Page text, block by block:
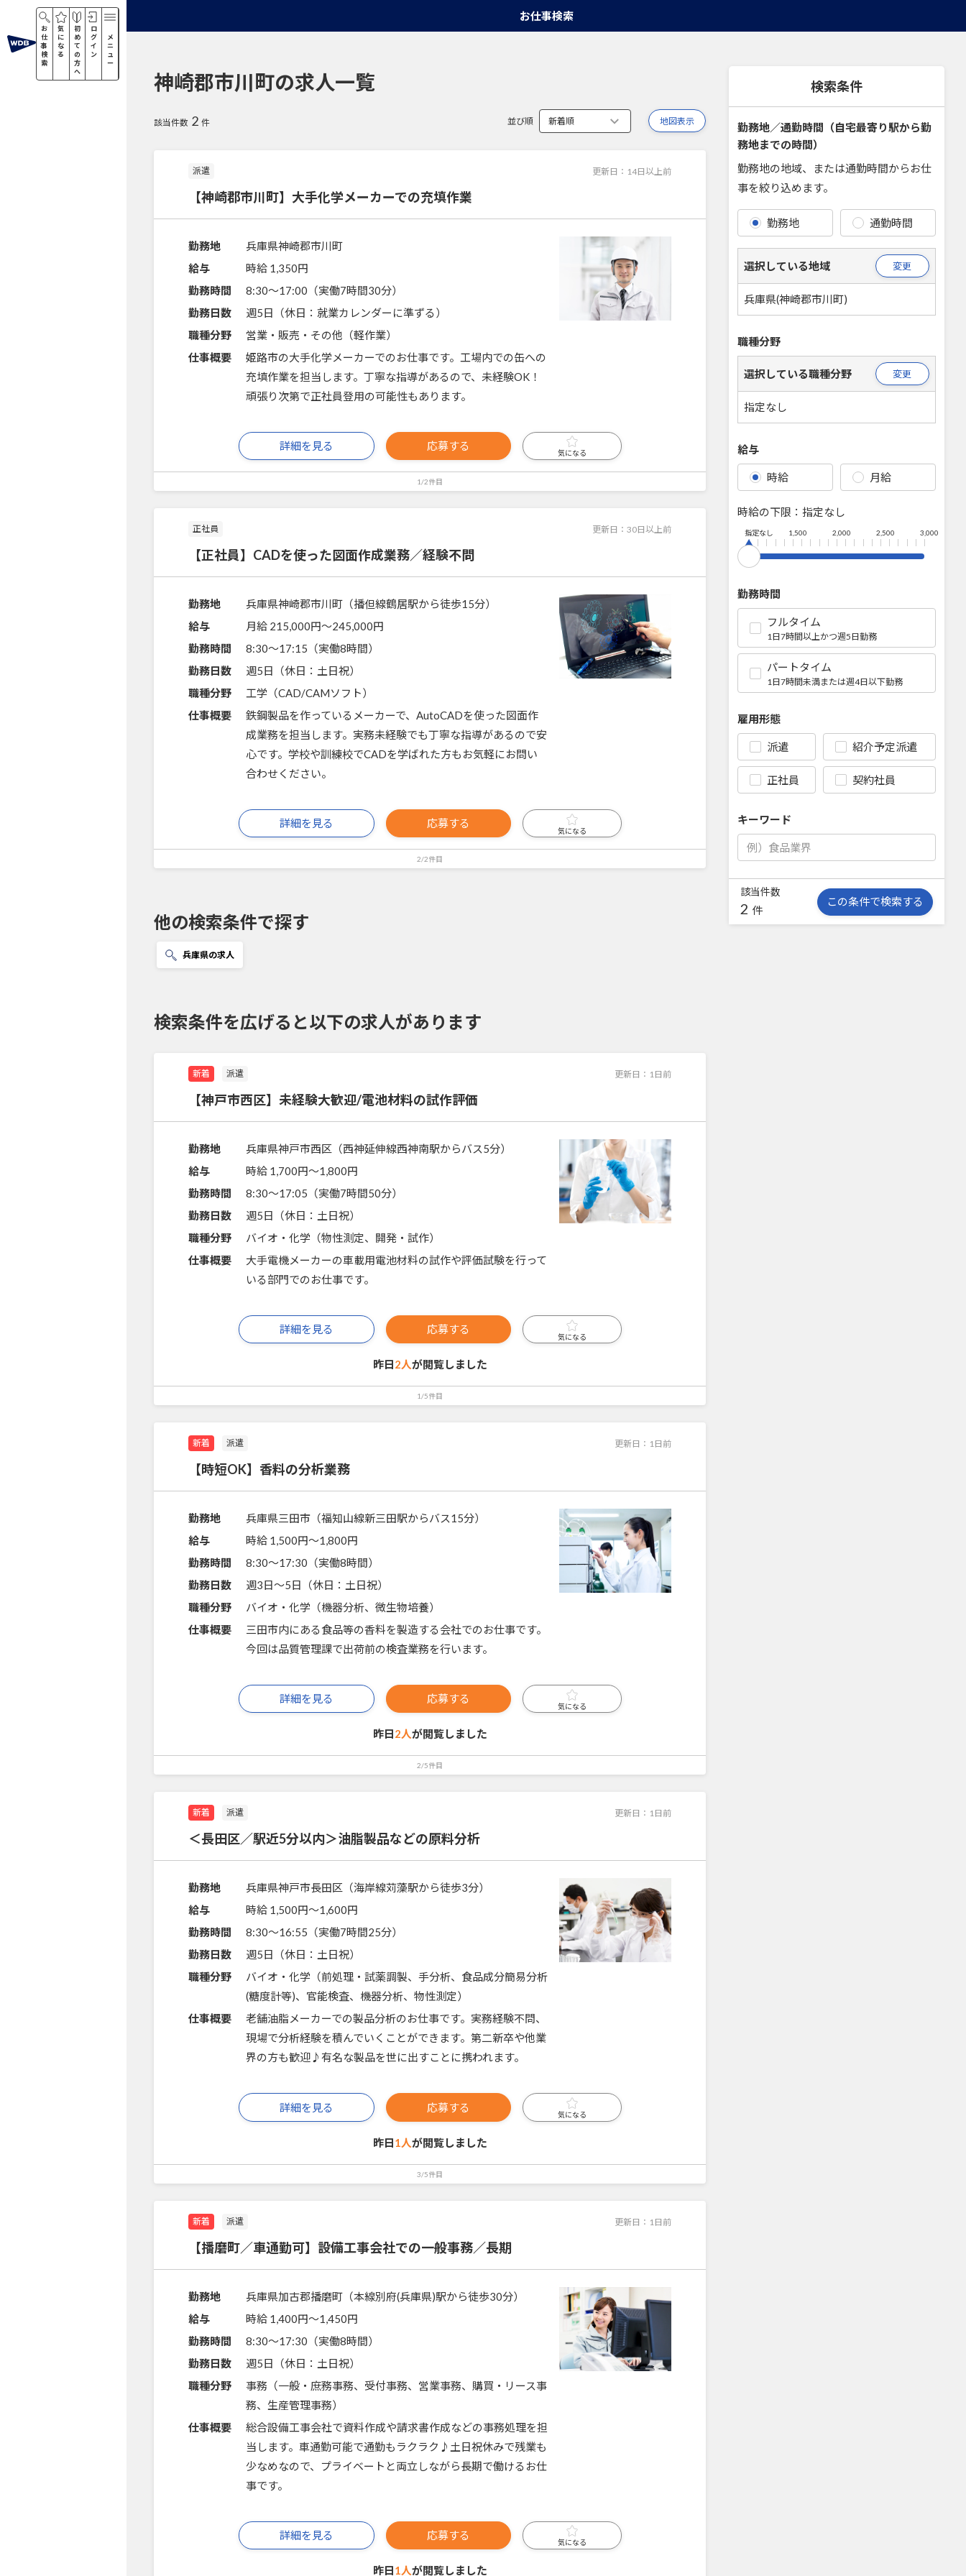
お
仕
事
検
索
気
に
な
る
初
め
て
の
方
へ
ロ
グ
イ
ン
メ
ニ
ュ
ー
お仕事検索
神崎郡市川町の求人一覧
該当件数 2 件 並び順 地図表示
派遣 更新日： 14日以上前
【神崎郡市川町】大手化学メーカーでの充填作業
勤務地
兵庫県神崎郡市川町
給与
時給 1,350円
勤務時間
8:30～17:00（実働7時間30分）
勤務日数
週5日（休日：就業カレンダーに準ずる）
職種分野
営業・販売・その他（軽作業）
仕事概要
姫路市の大手化学メーカーでのお仕事です。工場内での缶への
充填作業を担当します。丁寧な指導があるので、未経験OK！
頑張り次第で正社員登用の可能性もあります。
詳細を見る 応募する
気になる
1/2件目
正社員 更新日： 30日以上前
【正社員】CADを使った図面作成業務／経験不問
勤務地
兵庫県神崎郡市川町（播但線鶴居駅から徒歩15分）
給与
月給 215,000円〜245,000円
勤務時間
8:30～17:15（実働8時間）
勤務日数
週5日（休日：土日祝）
職種分野
工学（CAD/CAMソフト）
仕事概要
鉄鋼製品を作っているメーカーで、AutoCADを使った図面作
成業務を担当します。実務未経験でも丁寧な指導があるので安
心です。学校や訓練校でCADを学ばれた方もお気軽にお問い
合わせください。
詳細を見る 応募する
気になる
2/2件目
他の検索条件で探す
兵庫県の求人
検索条件を広げると以下の求人があります
新着 派遣 更新日： 1日前
【神戸市西区】未経験大歓迎/電池材料の試作評価
勤務地
兵庫県神戸市西区（西神延伸線西神南駅からバス5分）
給与
時給 1,700円〜1,800円
勤務時間
8:30～17:05（実働7時間50分）
勤務日数
週5日（休日：土日祝）
職種分野
バイオ・化学（物性測定、開発・試作）
仕事概要
大手電機メーカーの車載用電池材料の試作や評価試験を行って
いる部門でのお仕事です。
詳細を見る 応募する
気になる
昨日2人が閲覧しました
1/5件目
新着 派遣 更新日： 1日前
【時短OK】香料の分析業務
勤務地
兵庫県三田市（福知山線新三田駅からバス15分）
給与
時給 1,500円〜1,800円
勤務時間
8:30～17:30（実働8時間）
勤務日数
週3日～5日（休日：土日祝）
職種分野
バイオ・化学（機器分析、微生物培養）
仕事概要
三田市内にある食品等の香料を製造する会社でのお仕事です。
今回は品質管理課で出荷前の検査業務を行います。
詳細を見る 応募する
気になる
昨日2人が閲覧しました
2/5件目
新着 派遣 更新日： 1日前
＜長田区／駅近5分以内＞油脂製品などの原料分析
勤務地
兵庫県神戸市長田区（海岸線苅藻駅から徒歩3分）
給与
時給 1,500円〜1,600円
勤務時間
8:30～16:55（実働7時間25分）
勤務日数
週5日（休日：土日祝）
職種分野
バイオ・化学（前処理・試薬調製、手分析、食品成分簡易分析
(糖度計等)、官能検査、機器分析、物性測定）
仕事概要
老舗油脂メーカーでの製品分析のお仕事です。実務経験不問、
現場で分析経験を積んでいくことができます。第二新卒や他業
界の方も歓迎♪有名な製品を世に出すことに携われます。
詳細を見る 応募する
気になる
昨日1人が閲覧しました
3/5件目
新着 派遣 更新日： 1日前
【播磨町／車通勤可】設備工事会社での一般事務／長期
勤務地
兵庫県加古郡播磨町（本線別府(兵庫県)駅から徒歩30分）
給与
時給 1,400円〜1,450円
勤務時間
8:30～17:30（実働8時間）
勤務日数
週5日（休日：土日祝）
職種分野
事務（一般・庶務事務、受付事務、営業事務、購買・リース事
務、生産管理事務）
仕事概要
総合設備工事会社で資料作成や請求書作成などの事務処理を担
当します。車通勤可能で通勤もラクラク♪土日祝休みで残業も
少なめなので、プライベートと両立しながら長期で働けるお仕
事です。
詳細を見る 応募する
気になる
昨日1人が閲覧しました
検索条件
勤務地／通勤時間（自宅最寄り駅から勤
務地までの時間）
勤務地の地域、または通勤時間からお仕
事を絞り込めます。
勤務地 通勤時間
選択している地域 変更
兵庫県(神崎郡市川町)
職種分野
選択している職種分野 変更
指定なし
給与
時給 月給
時給の下限： 指定なし
指定なし 1,500 2,000 2,500 3,000
勤務時間
フルタイム
1日7時間以上かつ週5日勤務
パートタイム
1日7時間未満または週4日以下勤務
雇用形態
派遣 紹介予定派遣
正社員 契約社員
キーワード
該当件数
2 件
この条件で検索する